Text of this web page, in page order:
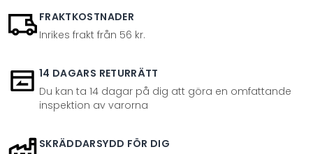
FRAKTKOSTNADER
Inrikes frakt från 56 kr.
14 DAGARS RETURRÄTT
Du kan ta 14 dagar på dig att göra en omfattande
inspektion av varorna
SKRÄDDARSYDD FÖR DIG